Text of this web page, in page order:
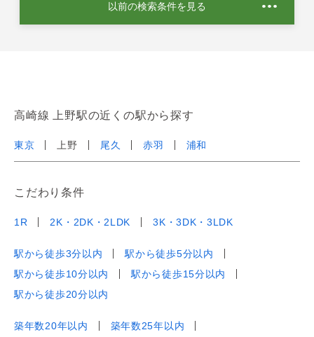
以前の検索条件を見る
高崎線 上野駅の近くの駅から探す
東京 上野 尾久 赤羽 浦和
こだわり条件
1R 2K・2DK・2LDK 3K・3DK・3LDK
駅から徒歩3分以内
駅から徒歩5分以内
駅から徒歩10分以内
駅から徒歩15分以内
駅から徒歩20分以内
築年数20年以内
築年数25年以内